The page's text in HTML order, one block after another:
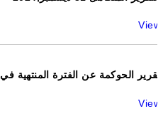
View
تقرير الحوكمة عن الفترة المنتهية في 31 ديسمبر,2024
View